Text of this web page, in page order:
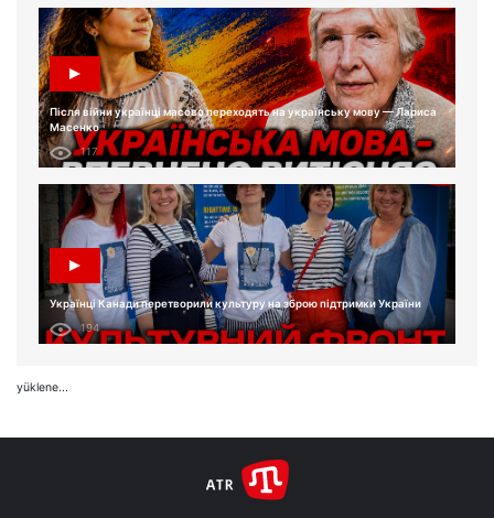
Після війни українці масово переходять на українську мову — Лариса
Масенко
117
Українці Канади перетворили культуру на зброю підтримки України
194
yüklene...